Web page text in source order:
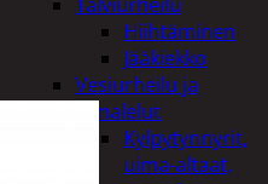
Hiihtäminen
Jääkiekko
Vesiurheilu ja
uimalelut
Kylpytynnyrit,
uima-altaat,